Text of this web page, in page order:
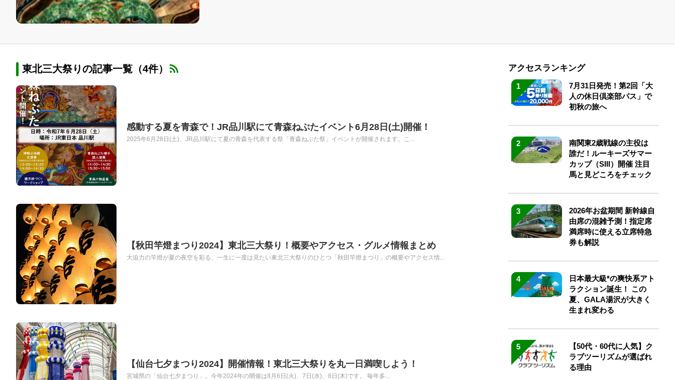
東北三大祭りの記事一覧（4件）
感動する夏を青森で！JR品川駅にて青森ねぶたイベント6月28日(土)開催！
2025年6月28日(土)、JR品川駅にて夏の青森を代表する祭「青森ねぶた祭」イベントが開催されます。こ...
【秋田竿燈まつり2024】東北三大祭り！概要やアクセス・グルメ情報まとめ
大迫力の竿燈が夏の夜空を彩る、一生に一度は見たい東北三大祭りのひとつ「秋田竿燈まつり」の概要やアクセス情...
【仙台七夕まつり2024】開催情報！東北三大祭りを丸一日満喫しよう！
宮城県の「仙台七夕まつり」。今年2024年の開催は8月6日(火)、7日(水)、8日(木)です。 毎年多...
アクセスランキング
1
7月31日発売！第2回「大
人の休日倶楽部パス」で
初秋の旅へ
2
南関東2歳戦線の主役は
誰だ！ルーキーズサマー
カップ（SIII）開催 注目
馬と見どころをチェック
3
2026年お盆期間 新幹線自
由席の混雑予測！指定席
満席時に使える立席特急
券も解説
4
日本最大級*の爽快系アト
ラクション誕生！ この
夏、GALA湯沢が大きく
生まれ変わる
5
【50代・60代に人気】ク
ラブツーリズムが選ばれ
る理由